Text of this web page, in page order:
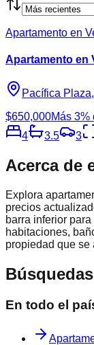
Apartamento en
Apartamento en
Pacífica
$650,000Más 3%
4
3.5 3
Acerca de
Explora
precios
barra inferior
habitaciones,
propiedad que se
En todo el